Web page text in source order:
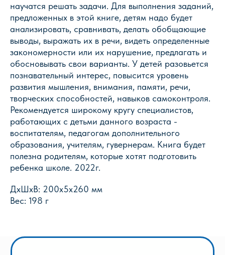
научатся решать задачи. Для выполнения заданий,
предложенных в этой книге, детям надо будет
анализировать, сравнивать, делать обобщающие
выводы, выражать их в речи, видеть определенные
закономерности или их нарушение, предлагать и
обосновывать свои варианты. У детей разовьется
познавательный интерес, повысится уровень
развития мышления, внимания, памяти, речи,
творческих способностей, навыков самоконтроля.
Рекомендуется широкому кругу специалистов,
работающих с детьми данного возраста -
воспитателям, педагогам дополнительного
образования, учителям, гувернерам. Книга будет
полезна родителям, которые хотят подготовить
ребенка школе. 2022г.
ДxШxВ: 200x5x260 мм
Вес: 198 г
г. Пермь, ул. Леонова, 10
+7 (342) 226-44-10
+7 902 478-01-11
Магазин Книги «Лира»
смотреть на карте
пн-пт 10.00 - 19.00
сб 10.00 - 18.00
без обеда
Оптовый отдел «Лира-2»